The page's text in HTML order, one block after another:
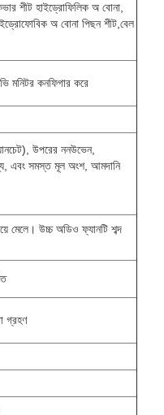
শীট হাইড্রোফিলিক অ বোনা,
অ বোনা পিছন শীট,বেল
মনিটর কনফিগার করে
উপরের ননউভেন,
এবং সমস্ত মূল অংশ, আমদানি
মেলে। উচ্চ অডিও ফ্যানটি শব্দ
গ্রহণ